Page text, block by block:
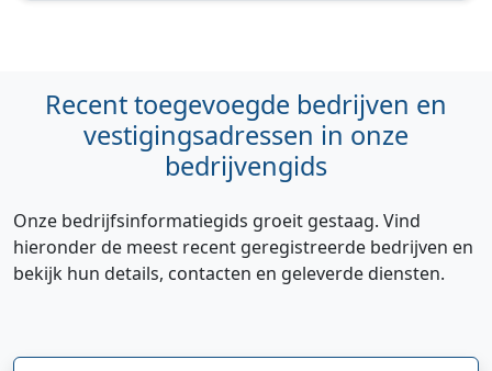
Recent toegevoegde bedrijven en
vestigingsadressen in onze
bedrijvengids
Onze bedrijfsinformatiegids groeit gestaag. Vind
hieronder de meest recent geregistreerde bedrijven en
bekijk hun details, contacten en geleverde diensten.